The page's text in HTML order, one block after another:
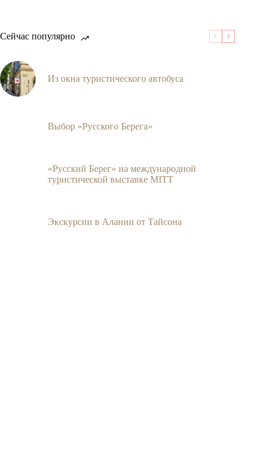
Сейчас популярно
Из окна туристического автобуса
Выбор «Русского Берега»
«Русский Берег» на международной
туристической выставке MITT
Экскурсии в Алании от Тайсона